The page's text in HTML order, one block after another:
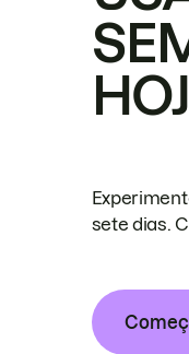
sete dias.